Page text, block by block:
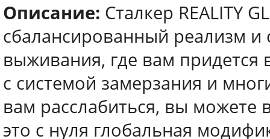
Описание: Сталкер REALITY
сбалансированный реализм
выживания, где вам
с системой замерзания и
вам расслабиться, вы можете
это с нуля глобальная